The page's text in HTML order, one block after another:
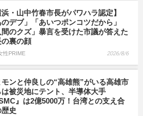
浜・山中竹春市長がパワハラ認定】
のデブ」「あいつポンコツだから」
間のクズ」暴言を受けた市議が答えた
裏の顔
性PRIME 2026/8/6
モンと仲良しの“高雄熊”がいる高雄市
被災地にテント、半導体大手
』は2億5000万！台湾との支え合
史